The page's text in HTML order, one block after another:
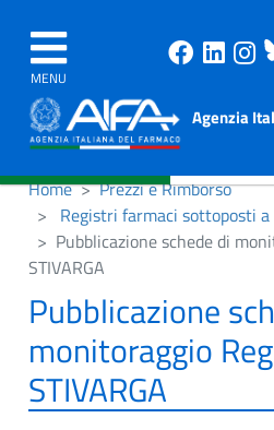
MENU
Agenzia
Home
Prezzi e Rimborso
Registri farmaci sottoposti
Pubblicazione schede di
STIVARGA
Pubblicazione
monitoraggio
STIVARGA